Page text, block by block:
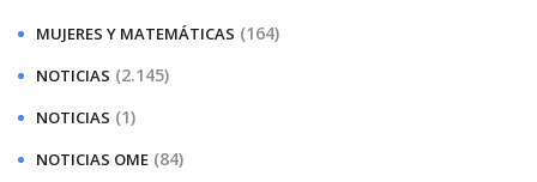
MUJERES Y MATEMÁTICAS (164)
NOTICIAS (2.145)
NOTICIAS (1)
NOTICIAS OME (84)